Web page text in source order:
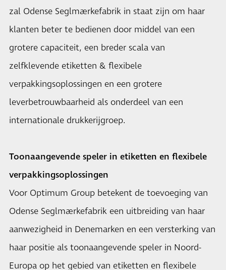
zal Odense Seglmærkefabrik in staat zijn om haar
klanten beter te bedienen door middel van een
grotere capaciteit, een breder scala van
zelfklevende etiketten & flexibele
verpakkingsoplossingen en een grotere
leverbetrouwbaarheid als onderdeel van een
internationale drukkerijgroep.
Toonaangevende speler in etiketten en flexibele
verpakkingsoplossingen
Voor Optimum Group betekent de toevoeging van
Odense Seglmærkefabrik een uitbreiding van haar
aanwezigheid in Denemarken en een versterking van
haar positie als toonaangevende speler in Noord-
Europa op het gebied van etiketten en flexibele